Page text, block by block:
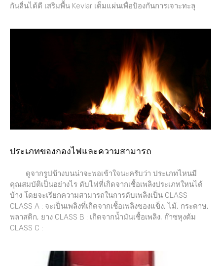
กันลื่นได้ดี เสริมพื้น Kevlar เต็มแผ่นเพื่อป้องกันการเจาะทะลุ
ประเภทของกองไฟและความสามารถ
ดูจากรูปข้างบนน่าจะพอเข้าใจนะครับว่า ประเภทไหนมี
คุณสมบัติเป็นอย่างไร ดับไฟที่เกิดจากเชื้อเพลิงประเภทใหนได้
บ้าง โดยจะเรียกความสามารถในการดับเพลิงเป็น CLASS
CLASS A : จะเป็นเพลิงที่เกิดจากเชื้อเพลิงของแข็ง, ไม้, กระดาษ,
พลาสติก, ยาง CLASS B : เกิดจากน้ำมันเชื้อเพลิง, ก๊าซหุงต้ม
CLASS C :